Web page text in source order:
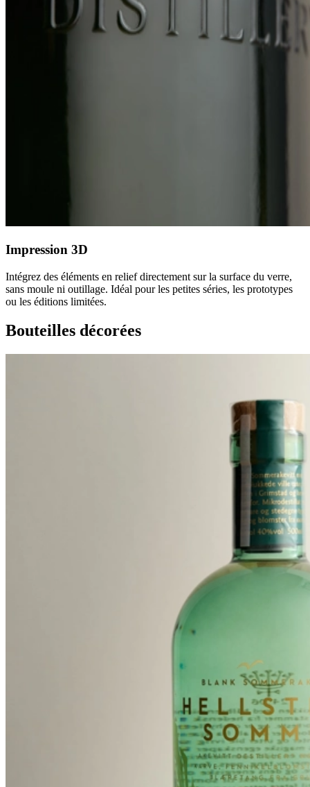
Impression 3D
Intégrez des éléments en relief directement sur la surface du verre,
sans moule ni outillage. Idéal pour les petites séries, les prototypes
ou les éditions limitées.
Bouteilles décorées